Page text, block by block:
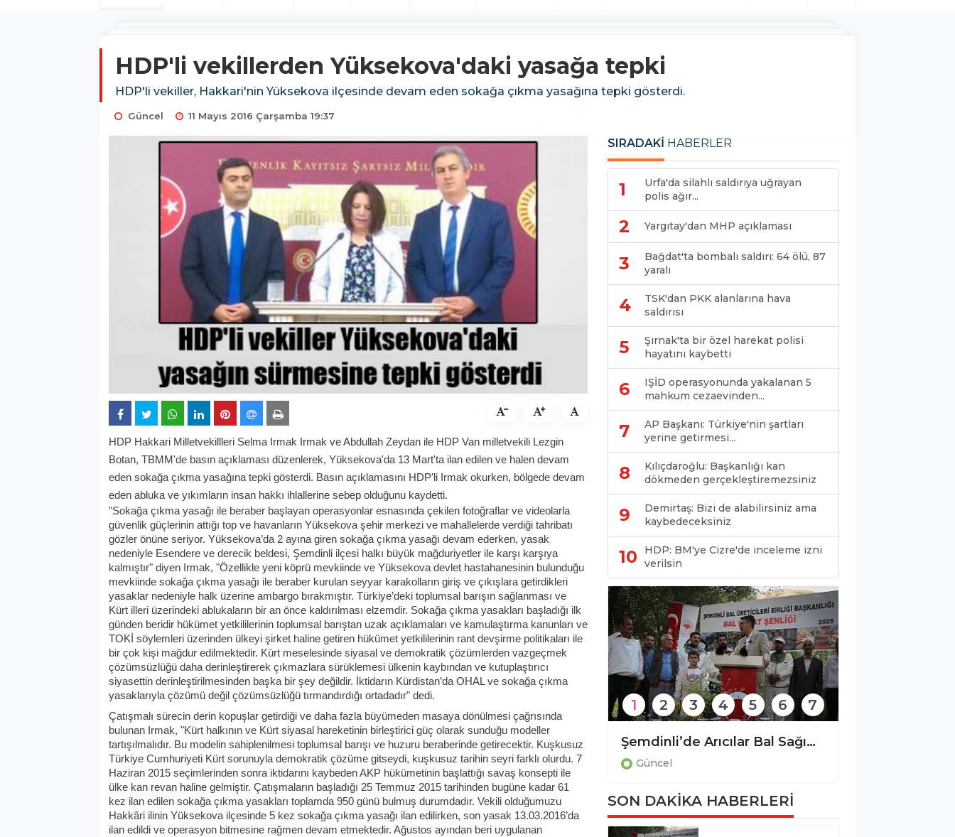
HDP'li vekillerden Yüksekova'daki yasağa tepki
HDP'li vekiller, Hakkari'nin Yüksekova ilçesinde devam eden sokağa çıkma yasağına tepki gösterdi.
Güncel 11 Mayıs 2016 Çarşamba 19:37
HDP Hakkari Milletvekillleri Selma Irmak Irmak ve Abdullah Zeydan ile HDP Van milletvekili Lezgin
Botan, TBMM'de basın açıklaması düzenlerek, Yüksekova'da 13 Mart'ta ilan edilen ve halen devam
eden sokağa çıkma yasağına tepki gösterdi. Basın açıklamasını HDP'li Irmak okurken, bölgede devam
eden abluka ve yıkımların insan hakkı ihlallerine sebep olduğunu kaydetti.
"Sokağa çıkma yasağı ile beraber başlayan operasyonlar esnasında çekilen fotoğraflar ve videolarla
güvenlik güçlerinin attığı top ve havanların Yüksekova şehir merkezi ve mahallelerde verdiği tahribatı
gözler önüne seriyor. Yüksekova’da 2 ayına giren sokağa çıkma yasağı devam ederken, yasak
nedeniyle Esendere ve derecik beldesi, Şemdinli ilçesi halkı büyük mağduriyetler ile karşı karşıya
kalmıştır" diyen Irmak, "Özellikle yeni köprü mevkiinde ve Yüksekova devlet hastahanesinin bulunduğu
mevkiinde sokağa çıkma yasağı ile beraber kurulan seyyar karakolların giriş ve çıkışlara getirdikleri
yasaklar nedeniyle halk üzerine ambargo bırakmıştır. Türkiye’deki toplumsal barışın sağlanması ve
Kürt illeri üzerindeki ablukaların bir an önce kaldırılması elzemdir. Sokağa çıkma yasakları başladığı ilk
günden beridir hükümet yetkililerinin toplumsal barıştan uzak açıklamaları ve kamulaştırma kanunları ve
TOKİ söylemleri üzerinden ülkeyi şirket haline getiren hükümet yetkililerinin rant devşirme politikaları ile
bir çok kişi mağdur edilmektedir. Kürt meselesinde siyasal ve demokratik çözümlerden vazgeçmek
çözümsüzlüğü daha derinleştirerek çıkmazlara sürüklemesi ülkenin kaybından ve kutuplaştırıcı
siyasettin derinleştirilmesinden başka bir şey değildir. İktidarın Kürdistan’da OHAL ve sokağa çıkma
yasaklarıyla çözümü değil çözümsüzlüğü tırmandırdığı ortadadır" dedi.
Çatışmalı sürecin derin kopuşlar getirdiği ve daha fazla büyümeden masaya dönülmesi çağrısında
bulunan Irmak, "Kürt halkının ve Kürt siyasal hareketinin birleştirici güç olarak sunduğu modeller
tartışılmalıdır. Bu modelin sahiplenilmesi toplumsal barışı ve huzuru beraberinde getirecektir. Kuşkusuz
Türkiye Cumhuriyeti Kürt sorunuyla demokratik çözüme gitseydi, kuşkusuz tarihin seyri farklı olurdu. 7
Haziran 2015 seçimlerinden sonra iktidarını kaybeden AKP hükümetinin başlattığı savaş konsepti ile
ülke kan revan haline gelmiştir. Çatışmaların başladığı 25 Temmuz 2015 tarihinden bugüne kadar 61
kez ilan edilen sokağa çıkma yasakları toplamda 950 günü bulmuş durumdadır. Vekili olduğumuzu
Hakkâri ilinin Yüksekova ilçesinde 5 kez sokağa çıkma yasağı ilan edilirken, son yasak 13.03.2016’da
ilan edildi ve operasyon bitmesine rağmen devam etmektedir. Ağustos ayından beri uygulanan
SIRADAKİ HABERLER
1
Urfa'da silahlı saldırıya uğrayan
polis ağır...
2 Yargıtay'dan MHP açıklaması
3
Bağdat'ta bombalı saldırı: 64 ölü, 87
yaralı
4
TSK'dan PKK alanlarına hava
saldırısı
5
Şırnak'ta bir özel harekat polisi
hayatını kaybetti
6
IŞİD operasyonunda yakalanan 5
mahkum cezaevinden...
7
AP Başkanı: Türkiye'nin şartları
yerine getirmesi...
8
Kılıçdaroğlu: Başkanlığı kan
dökmeden gerçekleştiremezsiniz
9
Demirtaş: Bizi de alabilirsiniz ama
kaybedeceksiniz
10
HDP: BM'ye Cizre'de inceleme izni
verilsin
Diyarbakır'da kadın cinayeti
Güncel
Şemdinli’de Arıcılar Bal Sağımı Etkinliğinde Bir Araya Geldi
Güncel
1 2 3 4 5 6 7
SON DAKİKA HABERLERİ